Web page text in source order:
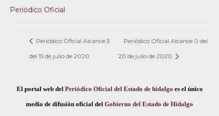
Periódico Oficial
Periódico Oficial Alcance 3
del 15 de julio de 2020
Periódico Oficial Alcance 0 del
20 de julio de 2020
El portal web del Periódico Oficial del Estado de hidalgo es el único
medio de difusión oficial del Gobierno del Estado de Hidalgo